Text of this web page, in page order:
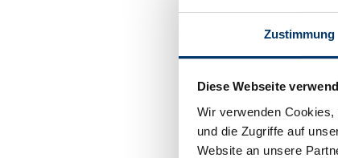
Zustimmung
Diese Webseite
Wir verwenden
und die Zugriffe auf
Website an unsere